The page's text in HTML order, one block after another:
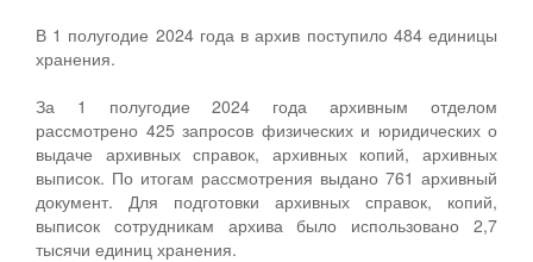
В 1 полугодие 2024 года в архив поступило 484 единицы
хранения.
За 1 полугодие 2024 года архивным отделом
рассмотрено 425 запросов физических и юридических о
выдаче архивных справок, архивных копий, архивных
выписок. По итогам рассмотрения выдано 761 архивный
документ. Для подготовки архивных справок, копий,
выписок сотрудникам архива было использовано 2,7
тысячи единиц хранения.